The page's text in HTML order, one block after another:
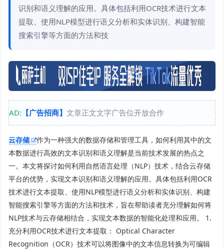
识别和语义理解的应用。具体包括利用OCR技术进行文本
提取、使用NLP模型进行语义分析和实体识别、构建智能
搜索引擎等方面的方法和技
AD: 【广告招商】 文章正文文字广告位开放合作
云存储
作为一种强大的数据存储和管理工具，如何利用其中的文
本数据进行高效的文本识别和语义理解是当前技术发展的热点之
一。本文将探讨如何利用自然语言处理（NLP）技术，结合云存储
平台的优势，实现文本识别和语义理解的应用。具体包括利用OCR
技术进行文本提取、使用NLP模型进行语义分析和实体识别、构建
智能搜索引擎等方面的方法和技术，旨在帮助读者充分理解如何将
NLP技术与云存储相结合，实现文本数据的智能化处理和应用。 1.
充分利用OCR技术进行文本提取： Optical Character
Recognition（OCR）技术可以将图像中的文本信息转换为可编辑